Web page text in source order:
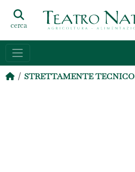
cerca
STRETTAMENTE TECNICO